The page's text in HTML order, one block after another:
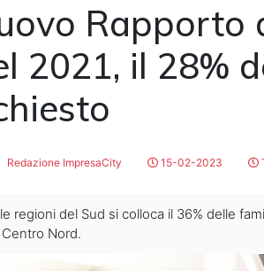
Rapporto
2021, il 28%
Redazione ImpresaCity 15-02-2023
regioni del Sud si colloca il 36% delle
Nord.